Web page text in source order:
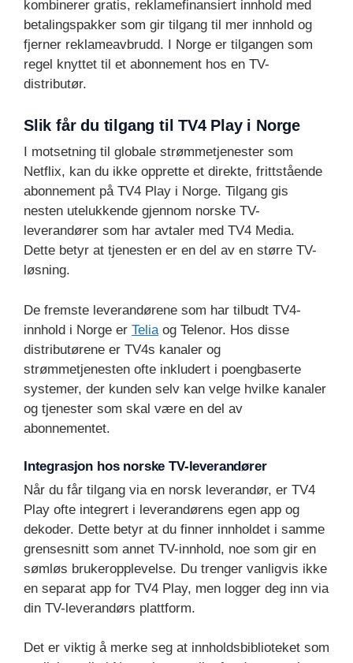
kombinerer gratis, reklamefinansiert innhold med
betalingspakker som gir tilgang til mer innhold og
fjerner reklameavbrudd. I Norge er tilgangen som
regel knyttet til et abonnement hos en TV-
distributør.
Slik får du tilgang til TV4 Play i Norge
I motsetning til globale strømmetjenester som
Netflix, kan du ikke opprette et direkte, frittstående
abonnement på TV4 Play i Norge. Tilgang gis
nesten utelukkende gjennom norske TV-
leverandører som har avtaler med TV4 Media.
Dette betyr at tjenesten er en del av en større TV-
løsning.
De fremste leverandørene som har tilbudt TV4-
innhold i Norge er Telia og Telenor. Hos disse
distributørene er TV4s kanaler og
strømmetjenesten ofte inkludert i poengbaserte
systemer, der kunden selv kan velge hvilke kanaler
og tjenester som skal være en del av
abonnementet.
Integrasjon hos norske TV-leverandører
Når du får tilgang via en norsk leverandør, er TV4
Play ofte integrert i leverandørens egen app og
dekoder. Dette betyr at du finner innholdet i samme
grensesnitt som annet TV-innhold, noe som gir en
sømløs brukeropplevelse. Du trenger vanligvis ikke
en separat app for TV4 Play, men logger deg inn via
din TV-leverandørs plattform.
Det er viktig å merke seg at innholdsbiblioteket som